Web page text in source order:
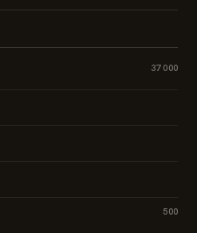
37 000
500